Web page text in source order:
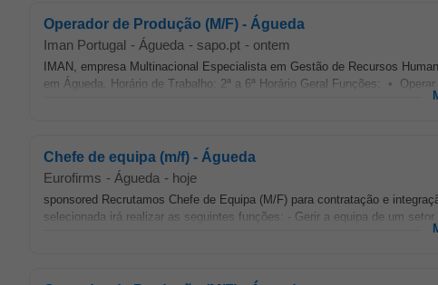
Operador de Produção (M/F) - Águeda
Iman Portugal - Águeda - sapo.pt - ontem
IMAN, empresa Multinacional Especialista em Gestão de Recursos
em Águeda. Horário de Trabalho: 2ª a 6ª Horário Geral Funções: •
Chefe de equipa (m/f) - Águeda
Eurofirms - Águeda - hoje
sponsored Recrutamos Chefe de Equipa (M/F) para contratação e
selecionada irá realizar as seguintes funções: - Gerir a equipa de um setor